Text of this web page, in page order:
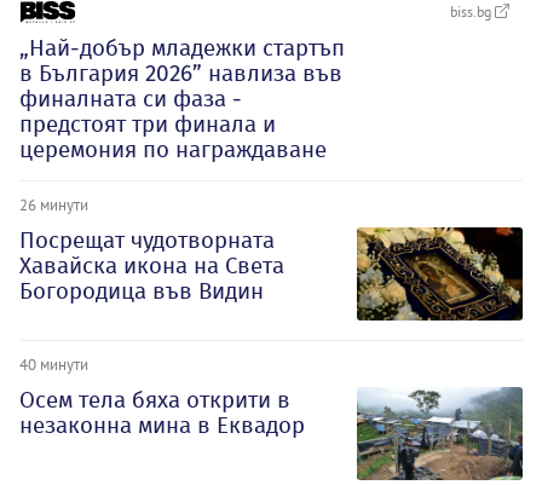
biss.bg
„Най-добър младежки стартъп
в България 2026” навлиза във
финалната си фаза -
предстоят три финала и
церемония по награждаване
26 минути
Посрещат чудотворната
Хавайска икона на Света
Богородица във Видин
40 минути
Осем тела бяха открити в
незаконна мина в Еквадор